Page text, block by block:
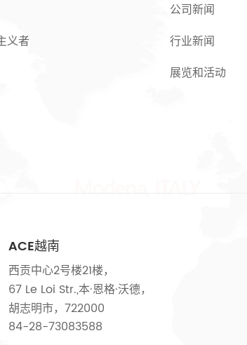
义者
公司新闻
行业新闻
展览和活动
ACE越南
西贡中心2号楼21楼，
67 Le Loi Str.,本·恩格·沃德，
胡志明市，722000
84-28-73083588